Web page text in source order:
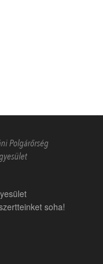
soha!